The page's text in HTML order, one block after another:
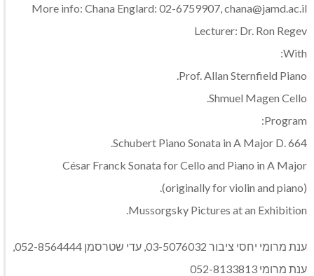
More info: Chana Englard: 02-6759907,chana@jamd.ac.il
Lecturer: Dr. Ron Regev
With:
Prof. Allan Sternfield Piano.
Shmuel Magen Cello.
Program:
Schubert Piano Sonata in A Major D. 664.
César Franck Sonata for Cello and Piano in A Major
(originally for violin and piano).
Mussorgsky Pictures at an Exhibition.
ענת מרומי יחסי ציבור 03-5076032, עדי שטרסמן 052-8564444,
ענת מרומי 052-8133813